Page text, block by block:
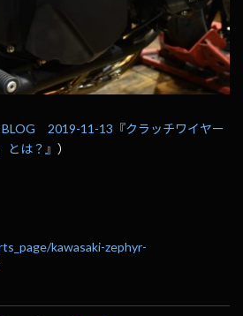
BLOG 2019-11-13『クラッチワイヤー
は？』 ）
kawasaki-zephyr-